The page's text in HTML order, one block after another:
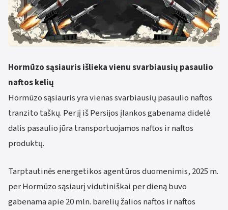
Hormūzo sąsiauris išlieka vienu svarbiausių pasaulio
naftos kelių
Hormūzo sąsiauris yra vienas svarbiausių pasaulio naftos
tranzito taškų. Per jį iš Persijos įlankos gabenama didelė
dalis pasaulio jūra transportuojamos naftos ir naftos
produktų.
Tarptautinės energetikos agentūros duomenimis, 2025 m.
per Hormūzo sąsiaurį vidutiniškai per dieną buvo
gabenama apie 20 mln. barelių žalios naftos ir naftos